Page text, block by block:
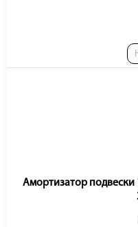
Амортизатор подвески